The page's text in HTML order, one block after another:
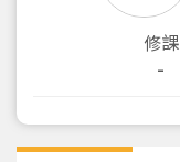
修課
-